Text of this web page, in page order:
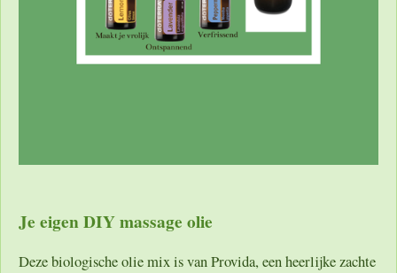
Je eigen DIY massage olie
Deze biologische olie mix is van Provida, een heerlijke zachte